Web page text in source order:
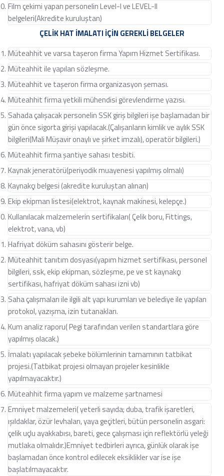
Film çekimi yapan personelin Level-I ve LEVEL-II
belgeleri(Akredite kuruluştan)
ÇELİK HAT İMALATI İÇİN GEREKLİ BELGELER
Müteahhit ve varsa taşeron firma Yapım Hizmet Sertifikası.
Müteahhit ile yapılan sözleşme.
Müteahhit ve taşeron firma organizasyon şeması.
Müteahhit firma yetkili mühendisi görevlendirme yazısı.
Sahada çalışacak personelin SSK giriş bilgileri işe başlamadan bir
gün önce sigorta girişi yapılacak.(Çalışanların kimlik ve aylık SSK
bilgileri(Mali Müşavir onaylı ve şirket imzalı), operatör bilgileri.)
Müteahhit firma şantiye sahası tesbiti.
Kaynak jeneratörü(periyodik muayenesi yapılmış olmalı)
Kaynakçı belgesi (akredite kuruluştan alınan)
Ekip ekipman listesi(elektrot, kaynak makinesi, kelepçe.)
Kullanılacak malzemelerin sertifikaları( Çelik boru, Fittings,
elektrot, vana, vb)
Hafriyat döküm sahasını gösterir belge.
Müteahhit tanıtım dosyası(yapım hizmet sertifikası, personel
bilgileri, ssk, ekip ekipman, sözleşme, pe ve st kaynakçı
sertifikası, hafriyat döküm sahası izni vb)
Saha çalışmaları ile ilgili alt yapı kurumları ve belediye ile yapılan
protokol, yazışma, izin tutanakları.
Kum analiz raporu( Pegi tarafından verilen standartlara göre
yapılmış olacak.)
İmalatı yapılacak şebeke bölümlerinin tamamının tatbikat
projesi.(Tatbikat projesi olmayan projeler kesinlikle
yapılmayacaktır.)
Müteahhit firma yapım ve malzeme şartnamesi
Emniyet malzemeleri( yeterli sayıda; duba, trafik işaretleri,
ışıldaklar, özür levhaları, yaya geçitleri, bütün personelin asgari:
çelik uçlu ayakkabısı, bareti, gece çalışması için reflektörlü yeleği
mutlaka olmalıdır.)Emniyet tedbirleri ayrıca, günlük olarak işe
başlamadan önce kontrol edilecek eksiklikler var ise işe
başlatılmayacaktır.